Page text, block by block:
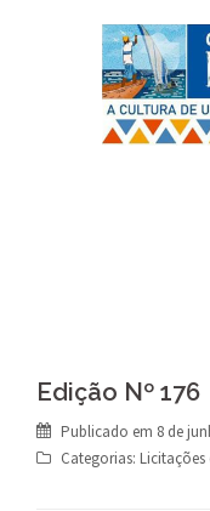
Edição Nº 176
Publicado em 8 de
Categorias: